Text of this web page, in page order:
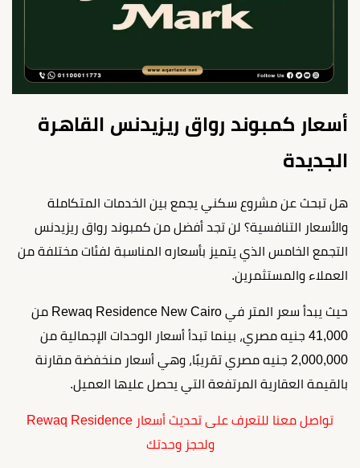
أسعار كمبوند رواق ريزيدنس القاهرة
الجديدة
هل تبحث عن مشروع سكني يجمع بين الخدمات المتكاملة
والأسعار التنافسية؟ لن تجد أفضل من كمبوند رواق ريزيدنس
التجمع الخامس الذي يتميز بأسعاره المناسبة لفئات مختلفة من
العملاء والمستثمرين.
حيث يبدأ سعر المتر في Rewaq Residence New Cairo من
41,000 جنيه مصري، بينما تبدأ أسعار الوحدات الإجمالية من
2,000,000 جنيه مصري تقريبًا، وهي أسعار منخفضة مقارنة
بالقيمة العقارية المرتفعة التي يحصل عليها العميل.
تواصل معنا للتعرف على تحديث أسعار Rewaq Residence
ولحجز وحدتك